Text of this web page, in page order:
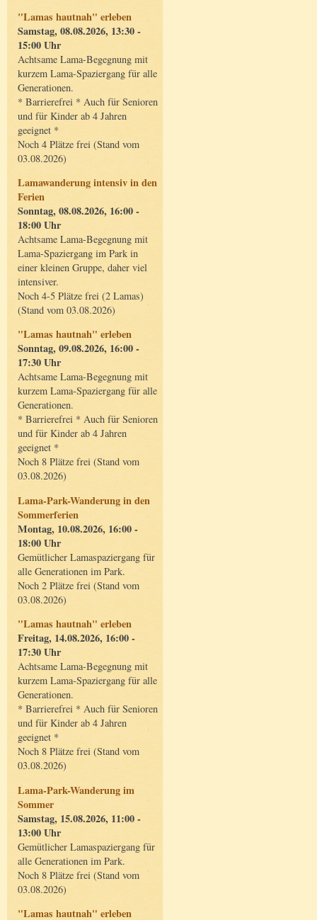
"Lamas hautnah" erleben
Samstag, 08.08.2026, 13:30 -
15:00 Uhr
Achtsame Lama-Begegnung mit
kurzem Lama-Spaziergang für alle
Generationen.
* Barrierefrei * Auch für Senioren
und für Kinder ab 4 Jahren
geeignet *
Noch 4 Plätze frei (Stand vom
03.08.2026)
Lamawanderung intensiv in den
Ferien
Sonntag, 08.08.2026, 16:00 -
18:00 Uhr
Achtsame Lama-Begegnung mit
Lama-Spaziergang im Park in
einer kleinen Gruppe, daher viel
intensiver.
Noch 4-5 Plätze frei (2 Lamas)
(Stand vom 03.08.2026)
"Lamas hautnah" erleben
Sonntag, 09.08.2026, 16:00 -
17:30 Uhr
Achtsame Lama-Begegnung mit
kurzem Lama-Spaziergang für alle
Generationen.
* Barrierefrei * Auch für Senioren
und für Kinder ab 4 Jahren
geeignet *
Noch 8 Plätze frei (Stand vom
03.08.2026)
Lama-Park-Wanderung in den
Sommerferien
Montag, 10.08.2026, 16:00 -
18:00 Uhr
Gemütlicher Lamaspaziergang für
alle Generationen im Park.
Noch 2 Plätze frei (Stand vom
03.08.2026)
"Lamas hautnah" erleben
Freitag, 14.08.2026, 16:00 -
17:30 Uhr
Achtsame Lama-Begegnung mit
kurzem Lama-Spaziergang für alle
Generationen.
* Barrierefrei * Auch für Senioren
und für Kinder ab 4 Jahren
geeignet *
Noch 8 Plätze frei (Stand vom
03.08.2026)
Lama-Park-Wanderung im
Sommer
Samstag, 15.08.2026, 11:00 -
13:00 Uhr
Gemütlicher Lamaspaziergang für
alle Generationen im Park.
Noch 8 Plätze frei (Stand vom
03.08.2026)
"Lamas hautnah" erleben